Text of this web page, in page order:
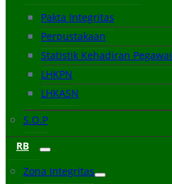
Pakta Integritas
Perpustakaan
Statistik Kehadiran Pegawai
LHKPN
LHKASN
S.O.P
RB
Zona Integritas